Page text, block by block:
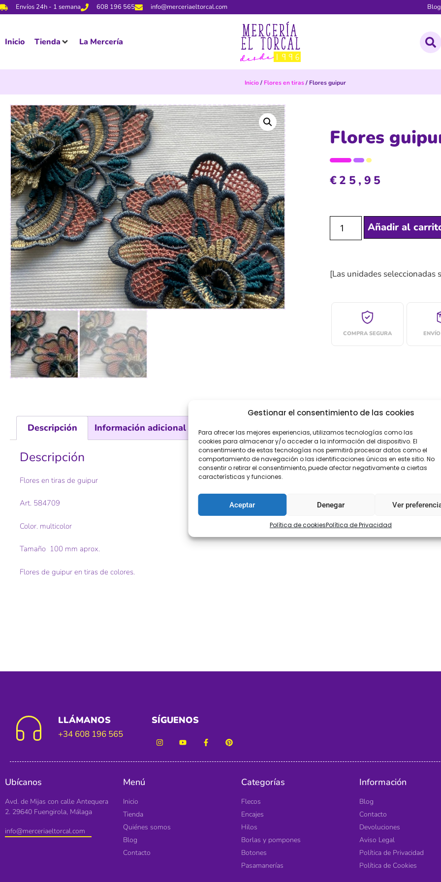
Gestionar el consentimiento de las cookies
Para ofrecer las mejores experiencias, utilizamos tecnologías como las
cookies para almacenar y/o acceder a la información del dispositivo. El
consentimiento de estas tecnologías nos permitirá procesar datos como el
comportamiento de navegación o las identificaciones únicas en este sitio. No
consentir o retirar el consentimiento, puede afectar negativamente a ciertas
características y funciones.
Aceptar Denegar Ver
Política de cookiesPolítica de Privacidad
Envíos 24h - 1 semana 608 196 565 info@merceriaeltorcal.com Blog
Inicio Tienda La Mercería
Inicio/ Flores en tiras/ Flores guipur
Flores
€25,95
Añadir al
[Las unidades seleccionadas
COMPRA SEGURA
Descripción Información adicional Valoraciones (0)
Descripción
Flores en tiras de guipur
Art. 584709
Color. multicolor
Tamaño 100 mm aprox.
Flores de guipur en tiras de colores.
LLÁMANOS
+34 608 196 565
SÍGUENOS
Ubícanos
Avd. de Mijas con calle Antequera
2. 29640 Fuengirola, Málaga
info@merceriaeltorcal.com
Menú
Inicio
Tienda
Quiénes somos
Blog
Contacto
Categorías
Flecos
Encajes
Hilos
Borlas y pompones
Botones
Pasamanerías
Información
Blog
Contacto
Devoluciones
Aviso Legal
Política de Privacidad
Política de Cookies